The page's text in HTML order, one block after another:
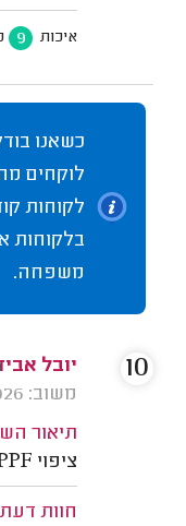
איכות 9
כשאנו
לוקחים
לקוחות
בלקוחות
משפחה.
יובל
משוב: 23/04/2026
תיאור
ציפוי PPF לרכב טויוטה היילנדר.
חוות
10